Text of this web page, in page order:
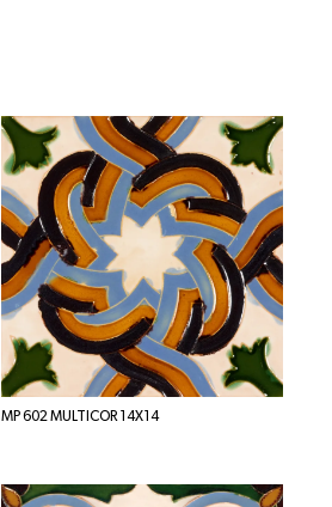
MP 602 MULTICOR 14X14